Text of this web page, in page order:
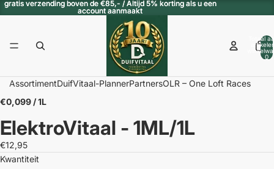
gratis verzending boven de €85,- / Altijd 5% korting als u een
account aanmaakt
gratis verzending boven de €85,- / Altijd 5% korting als u een
account aanmaakt
Totaal
0
AssortimentDuifVitaal-PlannerPartnersOLR – One Loft Races
2
€0,099 / 1L
ElektroVitaal - 1ML/1L
€12,95
Kwantiteit